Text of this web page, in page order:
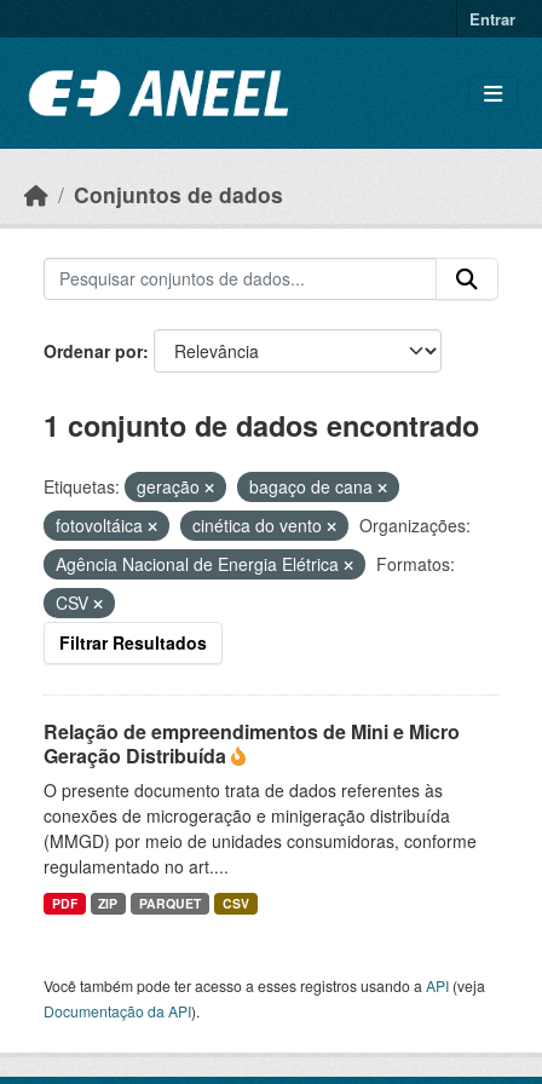
Entrar
Conjuntos de dados
Ordenar por
1 conjunto de dados encontrado
Etiquetas: geração
bagaço de cana
fotovoltáica
cinética do vento
Organizações:
Agência Nacional de Energia Elétrica
Formatos:
CSV
Filtrar Resultados
Relação de empreendimentos de Mini e Micro
Geração Distribuída
O presente documento trata de dados referentes às
conexões de microgeração e minigeração distribuída
(MMGD) por meio de unidades consumidoras, conforme
regulamentado no art....
PDF ZIP PARQUET CSV
Você também pode ter acesso a esses registros usando a API (veja
Documentação da API).